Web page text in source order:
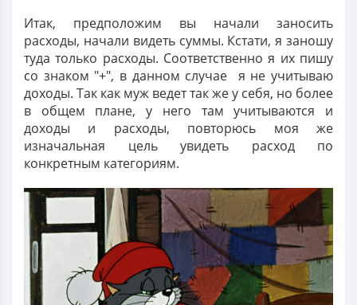
Итак, предположим вы начали заносить
расходы, начали видеть суммы. Кстати, я заношу
туда только расходы. Соответственно я их пишу
со знаком "+", в данном случае я не учитываю
доходы. Так как муж ведет так же у себя, но более
в общем плане, у него там учитываются и
доходы и расходы, повторюсь моя же
изначальная цель увидеть расход по
конкретным категориям.